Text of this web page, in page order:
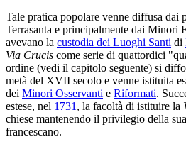
Tale pratica popolare venne diffusa dai
Terrasanta e principalmente dai Minori
avevano la custodia dei Luoghi Santi di
Via Crucis come serie di quattordici
ordine (vedi il capitolo seguente) si
metà del XVII secolo e venne istituita
dei Minori Osservanti e Riformati.
estese, nel 1731, la facoltà di istituire la
chiese mantenendo il privilegio della
francescano.